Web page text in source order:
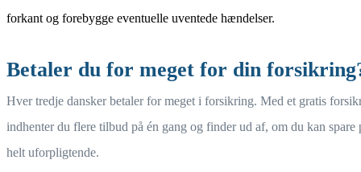
forkant og forebygge eventuelle uventede hændelser.
Betaler du for meget for din
Hver tredje dansker betaler for meget i forsikring. Med et gratis
indhenter du flere tilbud på én gang og finder ud af, om du kan spare
helt uforpligtende.